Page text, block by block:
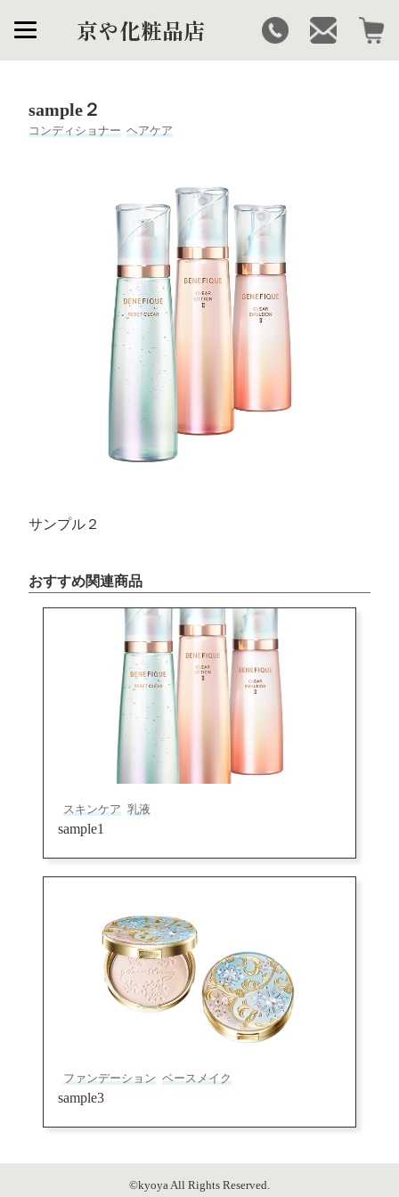
京や化粧品店
sample２
コンディショナー ヘアケア
サンプル２
おすすめ関連商品
スキンケア 乳液
sample1
ファンデーション ベースメイク
sample3
©kyoya All Rights Reserved.